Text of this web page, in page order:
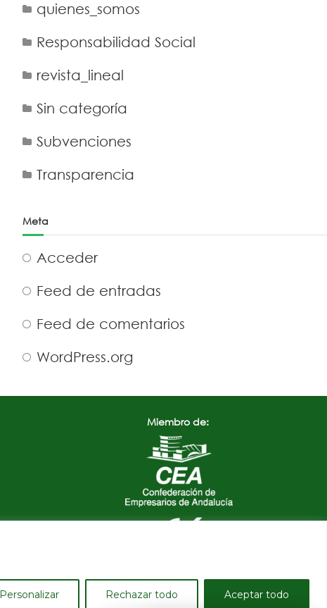
Personalizar Rechazar todo Aceptar todo
quienes_somos
Responsabilidad Social
revista_lineal
Sin categoría
Subvenciones
Transparencia
Meta
Acceder
Feed de entradas
Feed de comentarios
WordPress.org
Miembro de: